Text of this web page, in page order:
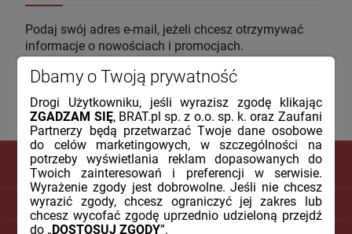
Podaj swój adres e-mail, jeżeli chcesz otrzymywać
informacje o nowościach i promocjach.
DLA KLIENTA
Dbamy o Twoją prywatność
Drogi Użytkowniku, jeśli wyrazisz zgodę klikając
ZGADZAM SIĘ, BRAT.pl sp. z o.o. sp. k. oraz Zaufani
Partnerzy będą przetwarzać Twoje dane osobowe
do celów marketingowych, w szczególności na
potrzeby wyświetlania reklam dopasowanych do
Twoich zainteresowań i preferencji w serwisie.
Wyrażenie zgody jest dobrowolne. Jeśli nie chcesz
wyrazić zgody, chcesz ograniczyć jej zakres lub
chcesz wycofać zgodę uprzednio udzieloną przejdź
do „ DOSTOSUJ ZGODY”.